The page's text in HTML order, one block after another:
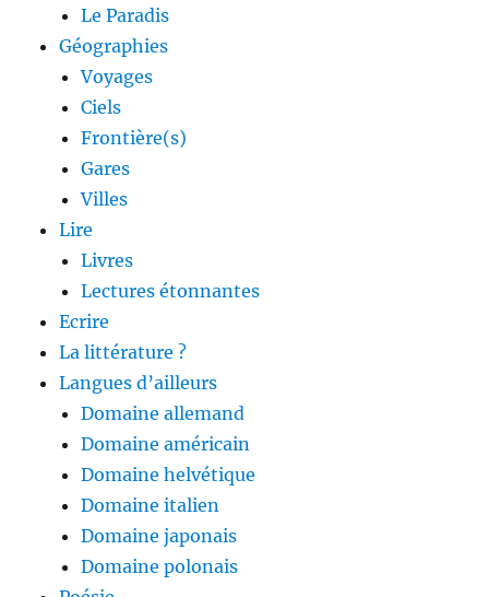
Le Paradis
Géographies
Voyages
Ciels
Frontière(s)
Gares
Villes
Lire
Livres
Lectures étonnantes
Ecrire
La littérature ?
Langues d’ailleurs
Domaine allemand
Domaine américain
Domaine helvétique
Domaine italien
Domaine japonais
Domaine polonais